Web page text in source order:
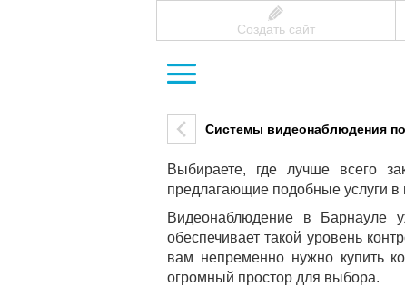
Создать сайт
Системы видеонаблюдения
Выбираете, где лучше всего
предлагающие подобные услуги в
Видеонаблюдение в Барнауле
обеспечивает такой уровень
вам непременно нужно купить
огромный простор для выбора.